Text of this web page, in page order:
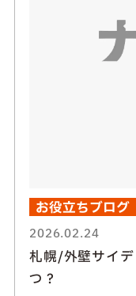
お役立ちブログ
2026.02.24
札幌/外壁サイ
つ？